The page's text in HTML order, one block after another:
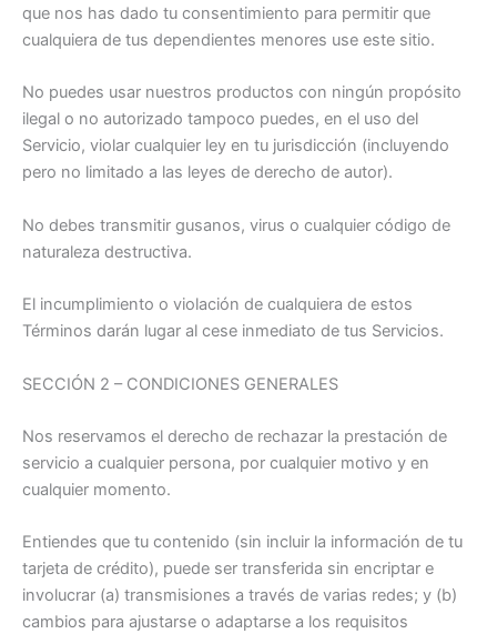
que nos has dado tu consentimiento para permitir que
cualquiera de tus dependientes menores use este sitio.
No puedes usar nuestros productos con ningún propósito
ilegal o no autorizado tampoco puedes, en el uso del
Servicio, violar cualquier ley en tu jurisdicción (incluyendo
pero no limitado a las leyes de derecho de autor).
No debes transmitir gusanos, virus o cualquier código de
naturaleza destructiva.
El incumplimiento o violación de cualquiera de estos
Términos darán lugar al cese inmediato de tus Servicios.
SECCIÓN 2 – CONDICIONES GENERALES
Nos reservamos el derecho de rechazar la prestación de
servicio a cualquier persona, por cualquier motivo y en
cualquier momento.
Entiendes que tu contenido (sin incluir la información de tu
tarjeta de crédito), puede ser transferida sin encriptar e
involucrar (a) transmisiones a través de varias redes; y (b)
cambios para ajustarse o adaptarse a los requisitos